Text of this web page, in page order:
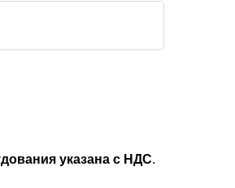
указана с НДС.